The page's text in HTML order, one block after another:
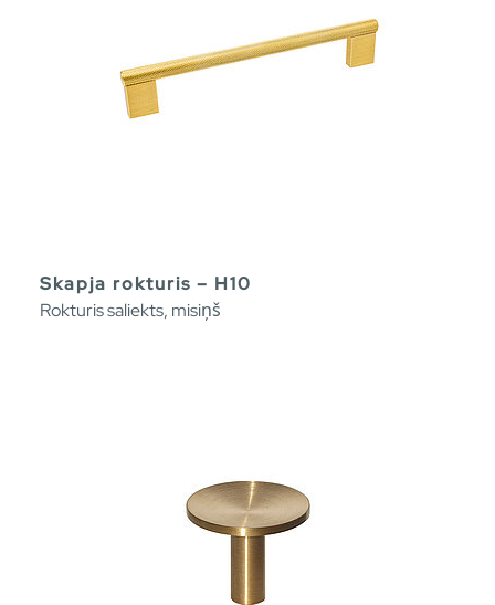
Skapja rokturis – H10
Rokturis saliekts, misiņš